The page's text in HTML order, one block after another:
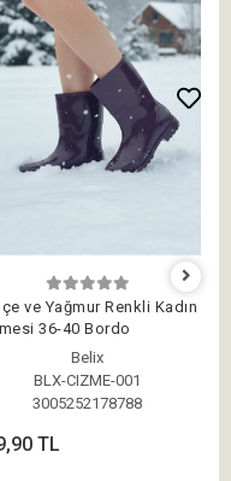
ve Yağmur Renkli Kadın
36-40 Bordo
Belix
BLX-CIZME-001
3005252178788
TL